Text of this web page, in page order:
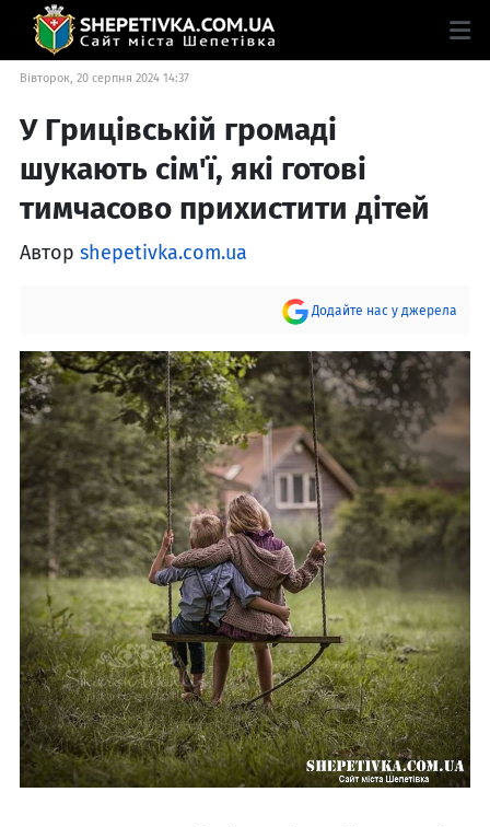
Вівторок, 20 серпня 2024 14:37
У Грицівській громаді
шукають сім'ї, які готові
тимчасово прихистити дітей
Автор shepetivka.com.ua
Додайте нас у джерела